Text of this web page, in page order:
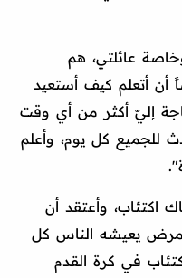
عائلتي، هم
أن أتعلم كيف أستعيد
إليّ أكثر من أي وقت
كل يوم، وأعلم
وأعتقد أن
مرض يعيشه الناس كل
في كرة القدم